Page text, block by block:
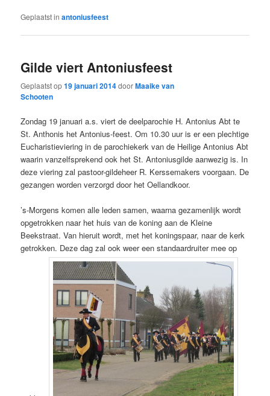
Geplaatst in antoniusfeest
Gilde viert Antoniusfeest
Geplaatst op19 januari 2014doorMaaike van
Schooten
Zondag 19 januari a.s. viert de deelparochie H. Antonius Abt te
St. Anthonis het Antonius-feest. Om 10.30 uur is er een plechtige
Eucharistieviering in de parochiekerk van de Heilige Antonius Abt
waarin vanzelfsprekend ook het St. Antoniusgilde aanwezig is. In
deze viering zal pastoor-gildeheer R. Kerssemakers voorgaan. De
gezangen worden verzorgd door het Oellandkoor.
’s-Morgens komen alle leden samen, waarna gezamenlijk wordt
opgetrokken naar het huis van de koning aan de Kleine
Beekstraat. Van hieruit wordt, met het koningspaar, naar de kerk
getrokken. Deze dag zal ook weer een standaardruiter mee op